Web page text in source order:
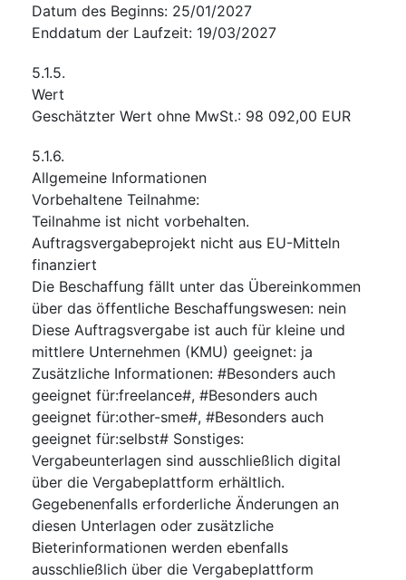
Datum des Beginns: 25/01/2027
Enddatum der Laufzeit: 19/03/2027
5.1.5.
Wert
Geschätzter Wert ohne MwSt.: 98 092,00 EUR
5.1.6.
Allgemeine Informationen
Vorbehaltene Teilnahme:
Teilnahme ist nicht vorbehalten.
Auftragsvergabeprojekt nicht aus EU-Mitteln
finanziert
Die Beschaffung fällt unter das Übereinkommen
über das öffentliche Beschaffungswesen: nein
Diese Auftragsvergabe ist auch für kleine und
mittlere Unternehmen (KMU) geeignet: ja
Zusätzliche Informationen: #Besonders auch
geeignet für:freelance#, #Besonders auch
geeignet für:other-sme#, #Besonders auch
geeignet für:selbst# Sonstiges:
Vergabeunterlagen sind ausschließlich digital
über die Vergabeplattform erhältlich.
Gegebenenfalls erforderliche Änderungen an
diesen Unterlagen oder zusätzliche
Bieterinformationen werden ebenfalls
ausschließlich über die Vergabeplattform